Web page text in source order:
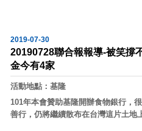
2019-07-30
20190728聯合報報導-被笑
金今有4家
活動地點：基隆
101年本會贊助基隆開辦食物銀行，
善行，仍將繼續散布在台灣這片土地